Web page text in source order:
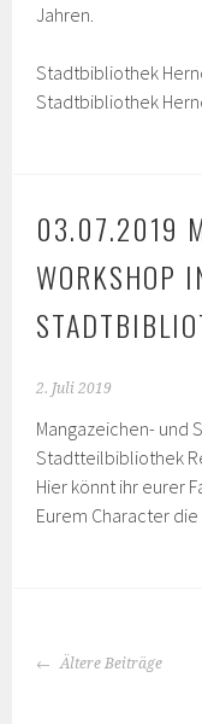
Jahren.
Stadtbibliothek
Stadtbibliothek
03.07.2019
WORKSHOP
2. Juli 2019
Mangazeichen- und
Stadtteilbibliothek
Hier könnt ihr eurer
Eurem Character
BEITRAGS-
Ältere Beiträge